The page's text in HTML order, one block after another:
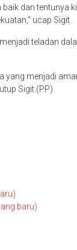
dan tentunya
ucap Sigit.
teladan
yang menjadi
Sigit.(PP)
baru)